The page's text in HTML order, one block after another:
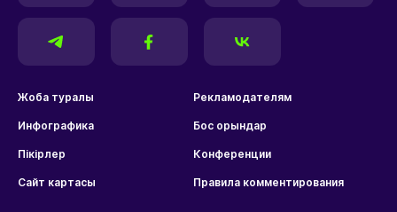
Жоба туралы Рекламодателям
Инфографика Бос орындар
Пікірлер Конференции
Сайт картасы Правила комментирования